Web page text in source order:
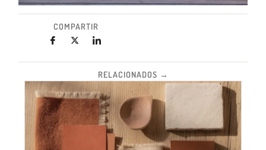
COMPARTIR
RELACIONADOS →